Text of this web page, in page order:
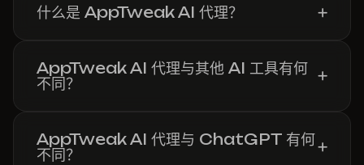
什么是 AppTweak AI 代理？
AppTweak AI 代理与其他 AI 工具有何
不同？
AppTweak AI 代理与 ChatGPT 有何
不同？